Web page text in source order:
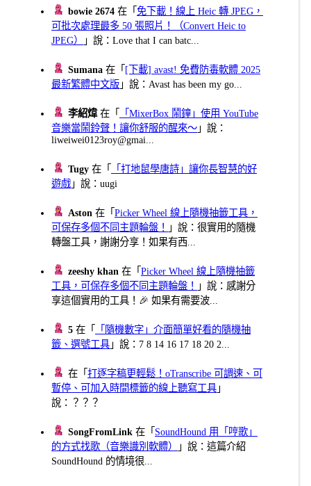
bowie 2674 在「免下載！線上 Heic 轉 JPEG，
可批次處理最多 50 張照片！（Convert Heic to
JPEG）
」說：Love that I can batc...
Sumana 在「 [下載] avast! 免費防毒軟體 2025
最新繁體中文版 」說：Avast has been my go...
李紹煒在「
「MixerBox 鬧鐘」使用 YouTube
音樂當鬧鈴聲！讓你舒服的醒來～ 」說：
liweiwei0123roy@gmai...
Tugy 在「
「打地鼠學唐詩」讓你長智慧的好
遊戲 」說：uugi
Aston 在「Picker Wheel 線上隨機抽籤工具，
可保存多個不同主題輪盤！
」說：很實用的隨機
轉盤工具，謝謝分享！如果有西...
zeeshy khan 在「Picker Wheel 線上隨機抽籤
工具，可保存多個不同主題輪盤！
」說：感謝分
享這個實用的工具！🎉 如果有需要波...
5 在「
「隨機數字」介面簡單好看的隨機抽
籤、選號工具 」說：7 8 14 16 17 18 20 2...
在「打逐字稿更輕鬆！oTranscribe 可調速、可
暫停、可加入時間標籤的線上聽寫工具 」
說：？？？
SongFromLink 在「 SoundHound 用「哼歌」
的方式找歌（音樂識別軟體）
」說：這篇介紹
SoundHound 的情境很...